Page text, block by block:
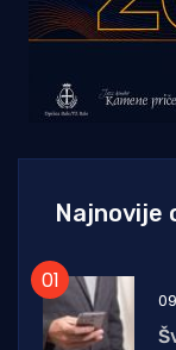
Najnovije